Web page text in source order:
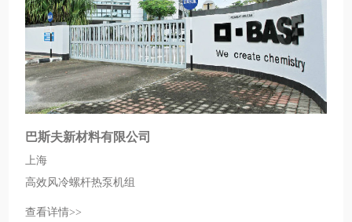
巴斯夫新材料有限公司
上海
高效风冷螺杆热泵机组
查看详情>>